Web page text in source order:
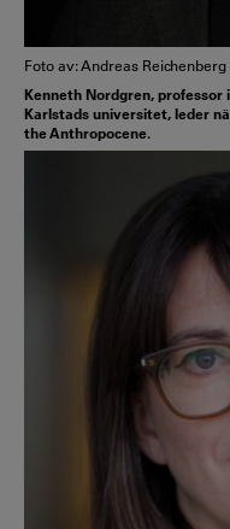
Foto av: Andreas Reichenberg
Kenneth Nordgren,
Karlstads universitet, leder
the Anthropocene.